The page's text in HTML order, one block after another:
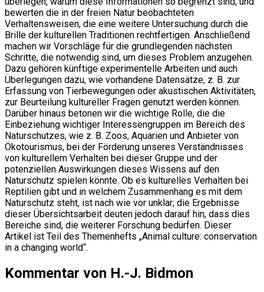
bewerten die in der freien Natur beobachteten
Verhaltensweisen, die eine weitere Untersuchung durch die
Brille der kulturellen Traditionen rechtfertigen. Anschließend
machen wir Vorschläge für die grundlegenden nächsten
Schritte, die notwendig sind, um dieses Problem anzugehen.
Dazu gehören künftige experimentelle Arbeiten und auch
Überlegungen dazu, wie vorhandene Datensätze, z. B. zur
Erfassung von Tierbewegungen oder akustischen Aktivitäten,
zur Beurteilung kultureller Fragen genutzt werden können.
Darüber hinaus betonen wir die wichtige Rolle, die die
Einbeziehung wichtiger Interessengruppen im Bereich des
Naturschutzes, wie z. B. Zoos, Aquarien und Anbieter von
Ökotourismus, bei der Förderung unseres Verständnisses
von kulturellem Verhalten bei dieser Gruppe und der
potenziellen Auswirkungen dieses Wissens auf den
Naturschutz spielen könnte. Ob es kulturelles Verhalten bei
Reptilien gibt und in welchem Zusammenhang es mit dem
Naturschutz steht, ist nach wie vor unklar; die Ergebnisse
dieser Übersichtsarbeit deuten jedoch darauf hin, dass dies
Bereiche sind, die weiterer Forschung bedürfen. Dieser
Artikel ist Teil des Themenhefts „Animal culture: conservation
in a changing world“.
Kommentar von H.-J. Bidmon